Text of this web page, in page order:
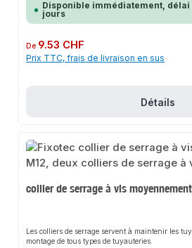
Disponible immédiatement,
jours
Prix régulier :
De 9.53 CHF
Prix TTC, frais de livraison en sus
Détails
collier de serrage à vis
Les colliers de serrage servent à maintenir les
montage de tous types de tuyauteries.